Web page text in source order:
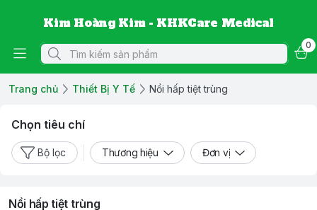
Kim Hoàng Kim - KHKCare Medical
0
Trang chủ Thiết Bị Y Tế Nồi hấp tiệt trùng
Chọn tiêu chí
Bộ lọc Thương hiệu Đơn vị
Nồi hấp tiệt trùng